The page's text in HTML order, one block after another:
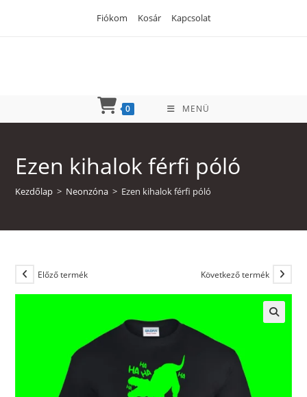
Fiókom Kosár Kapcsolat
0 MENÜ
Ezen kihalok férfi póló
Kezdőlap > Neonzóna > Ezen kihalok férfi póló
Előző termék Következő termék